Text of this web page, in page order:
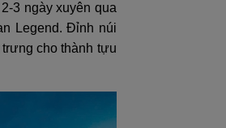
3 ngày xuyên qua
Legend. Đỉnh núi
cho thành tựu